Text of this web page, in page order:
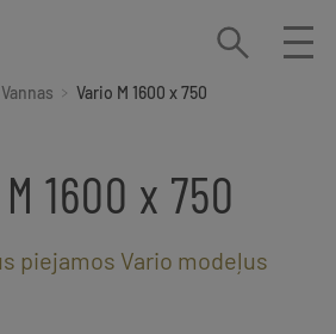
Vannas Vario M 1600 x 750
1600 x 750
piejamos Vario modeļus